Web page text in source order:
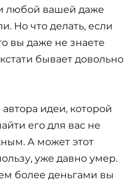
любой вашей даже
Но что делать, если
вы даже не знаете
бывает довольно
идеи, которой
его для вас не
А может этот
уже давно умер.
более деньгами вы